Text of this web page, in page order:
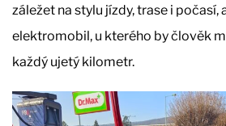
záležet na stylu jízdy, trase i počasí,
elektromobil, u kterého by člověk
každý ujetý kilometr.